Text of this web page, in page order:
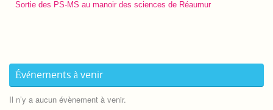
Sortie des PS-MS au manoir des sciences de Réaumur
Événements à venir
Il n’y a aucun évènement à venir.